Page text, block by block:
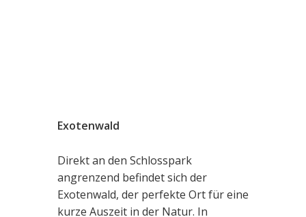
Exotenwald
Direkt an den Schlosspark
angrenzend befindet sich der
Exotenwald, der perfekte Ort für eine
kurze Auszeit in der Natur. In